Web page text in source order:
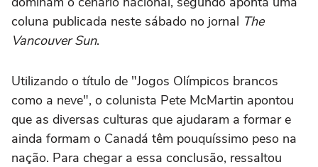
coluna publicada neste sábado no jornal The
Vancouver Sun.
Utilizando o título de "Jogos Olímpicos brancos
como a neve", o colunista Pete McMartin apontou
que as diversas culturas que ajudaram a formar e
ainda formam o Canadá têm pouquíssimo peso na
nação. Para chegar a essa conclusão, ressaltou